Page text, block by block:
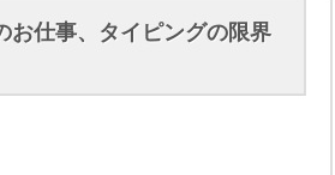
お仕事、タイピングの限界